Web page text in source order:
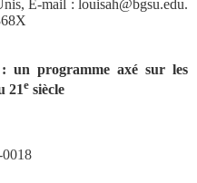
E-mail : louisah@bgsu.edu.
un programme axé sur les
21e siècle